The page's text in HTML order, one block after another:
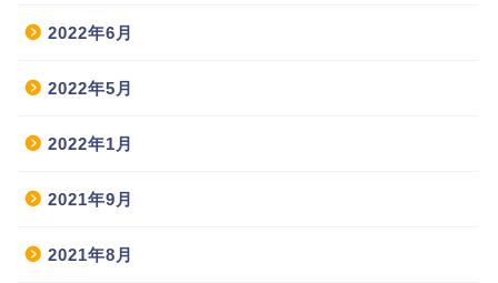
2022年6月
2022年5月
2022年1月
2021年9月
2021年8月